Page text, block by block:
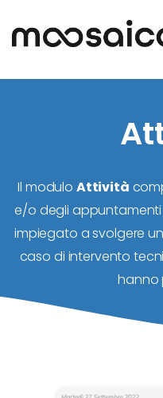
Il modulo Attività
e/o degli appuntamenti
impiegato a svolgere
caso di intervento
hanno